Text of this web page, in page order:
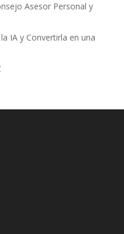
Asesor Personal y
IA y Convertirla en una